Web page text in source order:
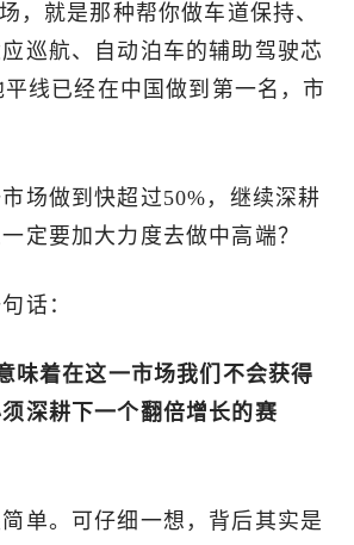
，就是那种帮你做车道保持、
巡航、自动泊车的辅助驾驶芯
线已经在中国做到第一名，市
场做到快超过50%，继续深耕
定要加大力度去做中高端？
话：
味着在这一市场我们不会获得
深耕下一个翻倍增长的赛
单。可仔细一想，背后其实是